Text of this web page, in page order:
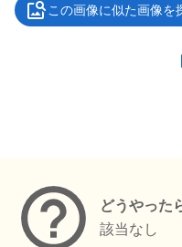
この画像に似た画像を
どうやった
該当なし